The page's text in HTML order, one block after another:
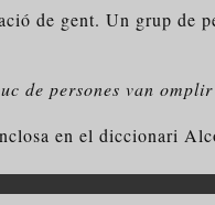
de gent. Un grup de
de persones van
en el diccionari